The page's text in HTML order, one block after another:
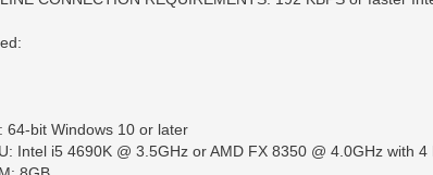
64-bit Windows 10 or later
Intel i5 4690K @ 3.5GHz or AMD FX 8350 @ 4.0GHz with